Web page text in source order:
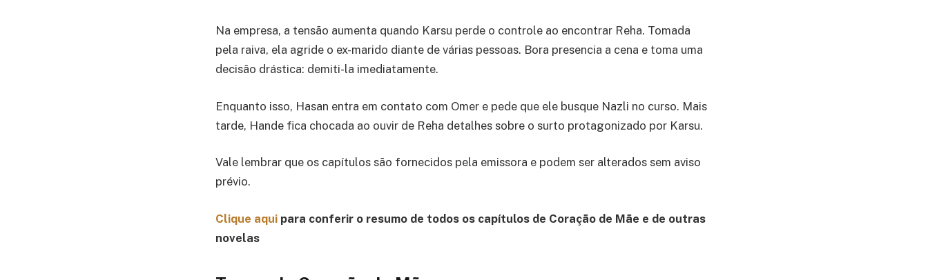
Na empresa, a tensão aumenta quando Karsu perde o controle ao encontrar Reha. Tomada
pela raiva, ela agride o ex-marido diante de várias pessoas. Bora presencia a cena e toma uma
decisão drástica: demiti-la imediatamente.
Enquanto isso, Hasan entra em contato com Omer e pede que ele busque Nazli no curso. Mais
tarde, Hande fica chocada ao ouvir de Reha detalhes sobre o surto protagonizado por Karsu.
Vale lembrar que os capítulos são fornecidos pela emissora e podem ser alterados sem aviso
prévio.
Clique aqui para conferir o resumo de todos os capítulos de Coração de Mãe e de outras
novelas